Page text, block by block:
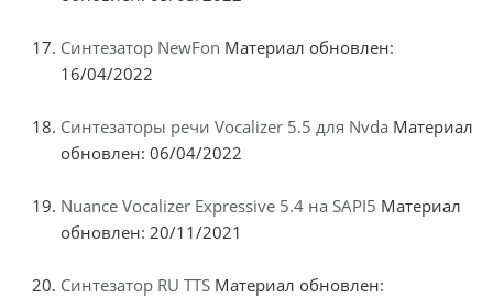
Синтезатор NewFon Материал обновлен:
16/04/2022
Синтезаторы речи Vocalizer 5.5 для Nvda Материал
обновлен: 06/04/2022
Nuance Vocalizer Expressive 5.4 на SAPI5 Материал
обновлен: 20/11/2021
Синтезатор RU TTS Материал обновлен: